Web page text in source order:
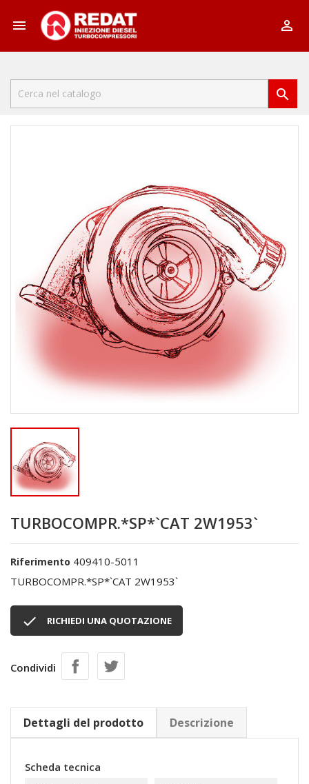
 

TURBOCOMPR.*SP*`CAT 2W1953`
Riferimento 409410-5011
TURBOCOMPR.*SP*`CAT 2W1953`
 RICHIEDI UNA QUOTAZIONE
Condividi
Dettagli del prodotto Descrizione
Scheda tecnica